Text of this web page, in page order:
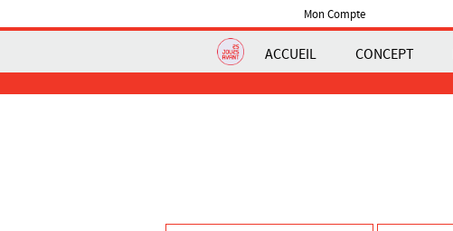
Mon Compte
ACCUEIL CONCEPT